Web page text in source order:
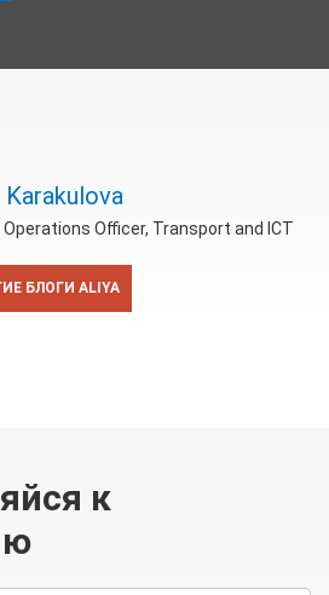
Karakulova
Operations Officer, Transport and ICT
БЛОГИ ALIYA
к